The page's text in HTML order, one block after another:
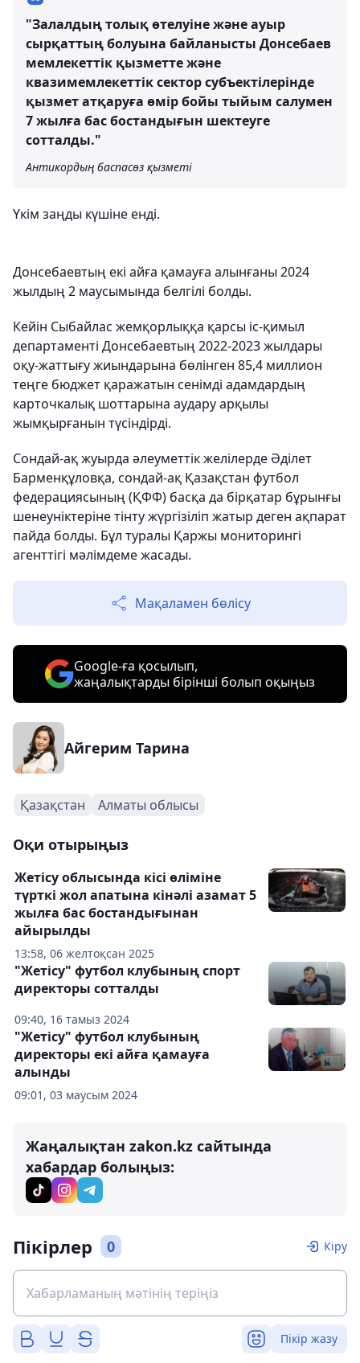
"Залалдың толық өтелуіне және ауыр
сырқаттың болуына байланысты Донсебаев
мемлекеттік қызметте және
квазимемлекеттік сектор субъектілерінде
қызмет атқаруға өмір бойы тыйым салумен
7 жылға бас бостандығын шектеуге
сотталды."
Антикордың баспасөз қызметі
Үкім заңды күшіне енді.
Донсебаевтың екі айға қамауға алынғаны 2024
жылдың 2 маусымында белгілі болды.
Кейін Сыбайлас жемқорлыққа қарсы іс-қимыл
департаменті Донсебаевтың 2022-2023 жылдары
оқу-жаттығу жиындарына бөлінген 85,4 миллион
теңге бюджет қаражатын сенімді адамдардың
карточкалық шоттарына аудару арқылы
жымқырғанын түсіндірді.
Сондай-ақ жуырда әлеуметтік желілерде Әділет
Барменқұловқа, сондай-ақ Қазақстан футбол
федерациясының (ҚФФ) басқа да бірқатар бұрынғы
шенеуніктеріне тінту жүргізіліп жатыр деген ақпарат
пайда болды. Бұл туралы Қаржы мониторингі
агенттігі мәлімдеме жасады.
Мақаламен бөлісу
Google-ға қосылып,
жаңалықтарды бірінші болып оқыңыз
Айгерим Тарина
Қазақстан Алматы облысы
Оқи отырыңыз
13:58, 06 желтоқсан 2025
Жетісу облысында кісі өліміне
түрткі жол апатына кінәлі азамат 5
жылға бас бостандығынан
айырылды
09:40, 16 тамыз 2024
"Жетісу" футбол клубының спорт
директоры сотталды
09:01, 03 маусым 2024
"Жетісу" футбол клубының
директоры екі айға қамауға
алынды
Жаңалықтан zakon.kz сайтында
хабардар болыңыз:
Пікірлер 0 Кіру
Пікір жазу